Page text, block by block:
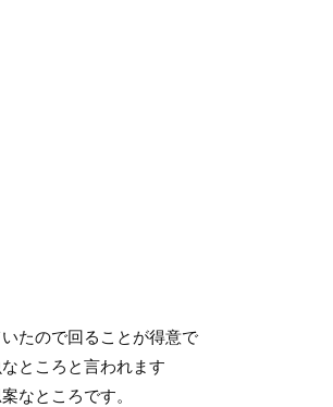
たので回ることが得意で
ところと言われます
なところです。